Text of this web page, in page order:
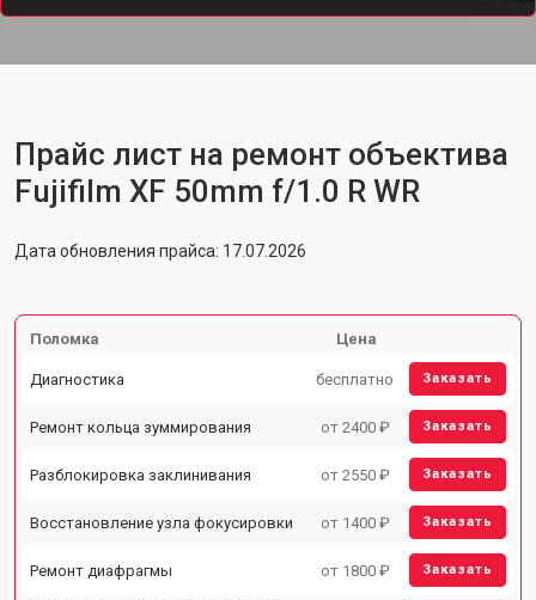
Прайс лист на ремонт объектива
Fujifilm XF 50mm f/1.0 R WR
Дата обновления прайса: 17.07.2026
Поломка Цена
Диагностика бесплатно Заказать
Ремонт кольца зуммирования от 2400 ₽ Заказать
Разблокировка заклинивания от 2550 ₽ Заказать
Восстановление узла фокусировки от 1400 ₽ Заказать
Ремонт диафрагмы от 1800 ₽ Заказать